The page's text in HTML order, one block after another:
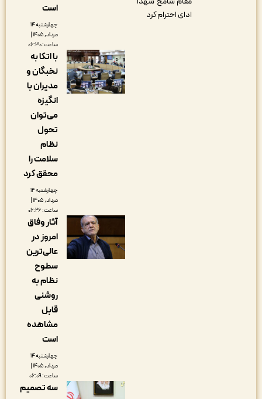
ادای احترام کرد
چهارشنبه ۱۴
مرداد, ۱۴۰۵ |
با اتکا به
نخبگان و
مدیران با
می‌توان
سلامت را
محقق کرد
چهارشنبه ۱۴
مرداد, ۱۴۰۵ |
آثار وفاق
امروز در
عالی‌ترین
نظام به
مشاهده
چهارشنبه ۱۴
مرداد, ۱۴۰۵ |
سه تصمیم